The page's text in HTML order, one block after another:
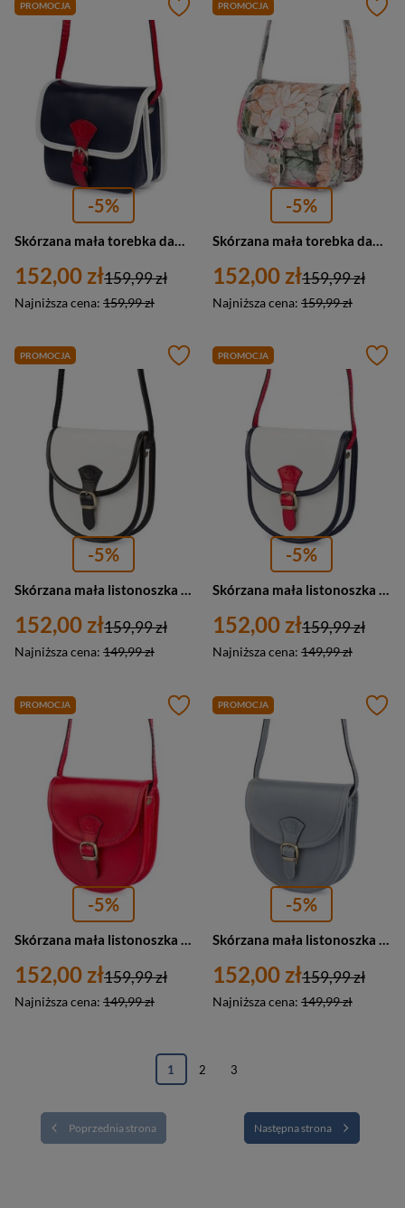
PROMOCJA
-5%
152,00 zł
Najniższa cena: 159,99 zł
159,99 zł
PROMOCJA
-5%
152,00 zł
Najniższa cena: 159,99 zł
159,99 zł
PROMOCJA
-5%
Skórzana mała listonoszka damska torebka podkówka Tommy black - Beltimore K68
152,00 zł
Najniższa cena: 149,99 zł
159,99 zł
PROMOCJA
-5%
Skórzana mała listonoszka damska torebka podkówka Tommy white - Beltimore K68
152,00 zł
Najniższa cena: 149,99 zł
159,99 zł
PROMOCJA
-5%
152,00 zł
Najniższa cena: 149,99 zł
159,99 zł
PROMOCJA
-5%
152,00 zł
Najniższa cena: 149,99 zł
159,99 zł
Poprzednia strona
1 2 3
Następna strona